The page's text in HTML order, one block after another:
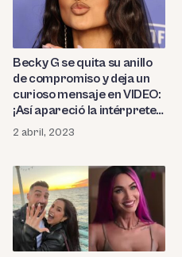
Becky G se quita su anillo
de compromiso y deja un
curioso mensaje en VIDEO:
¡Así apareció la intérprete
tras confirmarse que
Sebastian Lleget «la
2 abril, 2023